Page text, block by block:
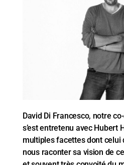
David Di Francesco, notre
s’est entretenu avec Hubert
multiples facettes dont celui
nous raconter sa vision de